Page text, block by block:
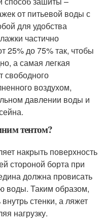
от питьевой воды с
для удобства
частично
25% до 75% так, чтобы
а самая легкая
свободного
воздухом,
давлении воды и
тентом?
накрыть поверхность
стороной борта при
должна провисать
воды. Таким образом,
стенки, а ляжет
нагрузку.